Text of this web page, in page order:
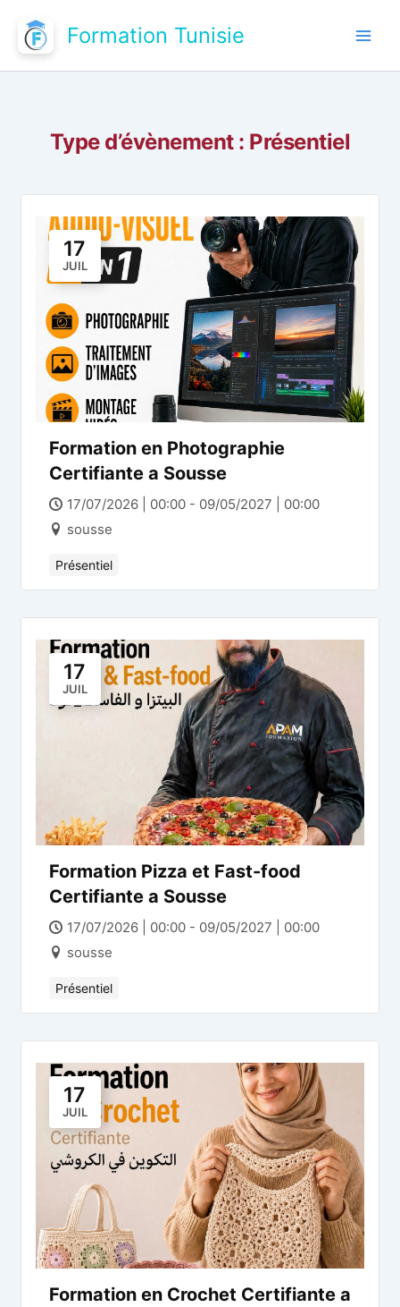
contenu
Formation Tunisie
Type d’évènement : Présentiel
17
JUIL
Formation en Photographie
Certifiante a Sousse
17/07/2026 | 00:00 - 09/05/2027 | 00:00
sousse
Présentiel
17
JUIL
Formation Pizza et Fast-food
Certifiante a Sousse
17/07/2026 | 00:00 - 09/05/2027 | 00:00
sousse
Présentiel
17
JUIL
Formation en Crochet Certifiante a